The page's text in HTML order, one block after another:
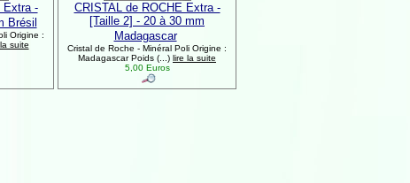
Extra -
Brésil
Origine :
suite
CRISTAL de ROCHE Extra -
[Taille 2] - 20 à 30 mm
Madagascar
Cristal de Roche - Minéral Poli Origine :
Madagascar Poids (...) lire la suite
5,00 Euros